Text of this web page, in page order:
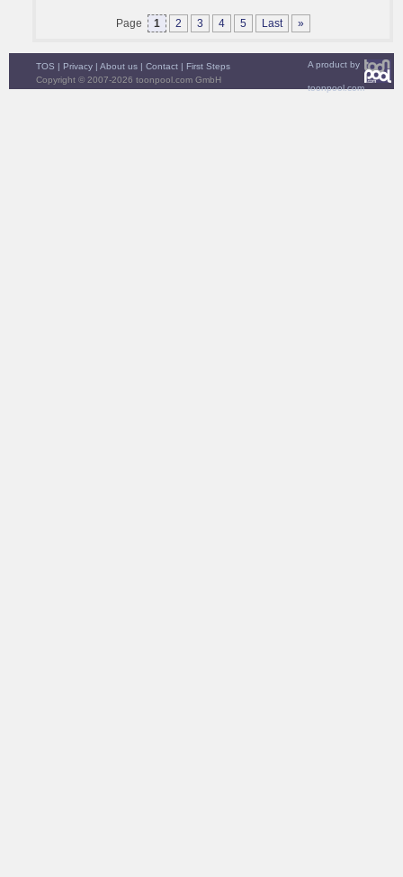
Page 1 2 3 4 5 Last »
A product by
toonpool.com
TOS | Privacy | About us | Contact | First Steps
Copyright © 2007-2026 toonpool.com GmbH